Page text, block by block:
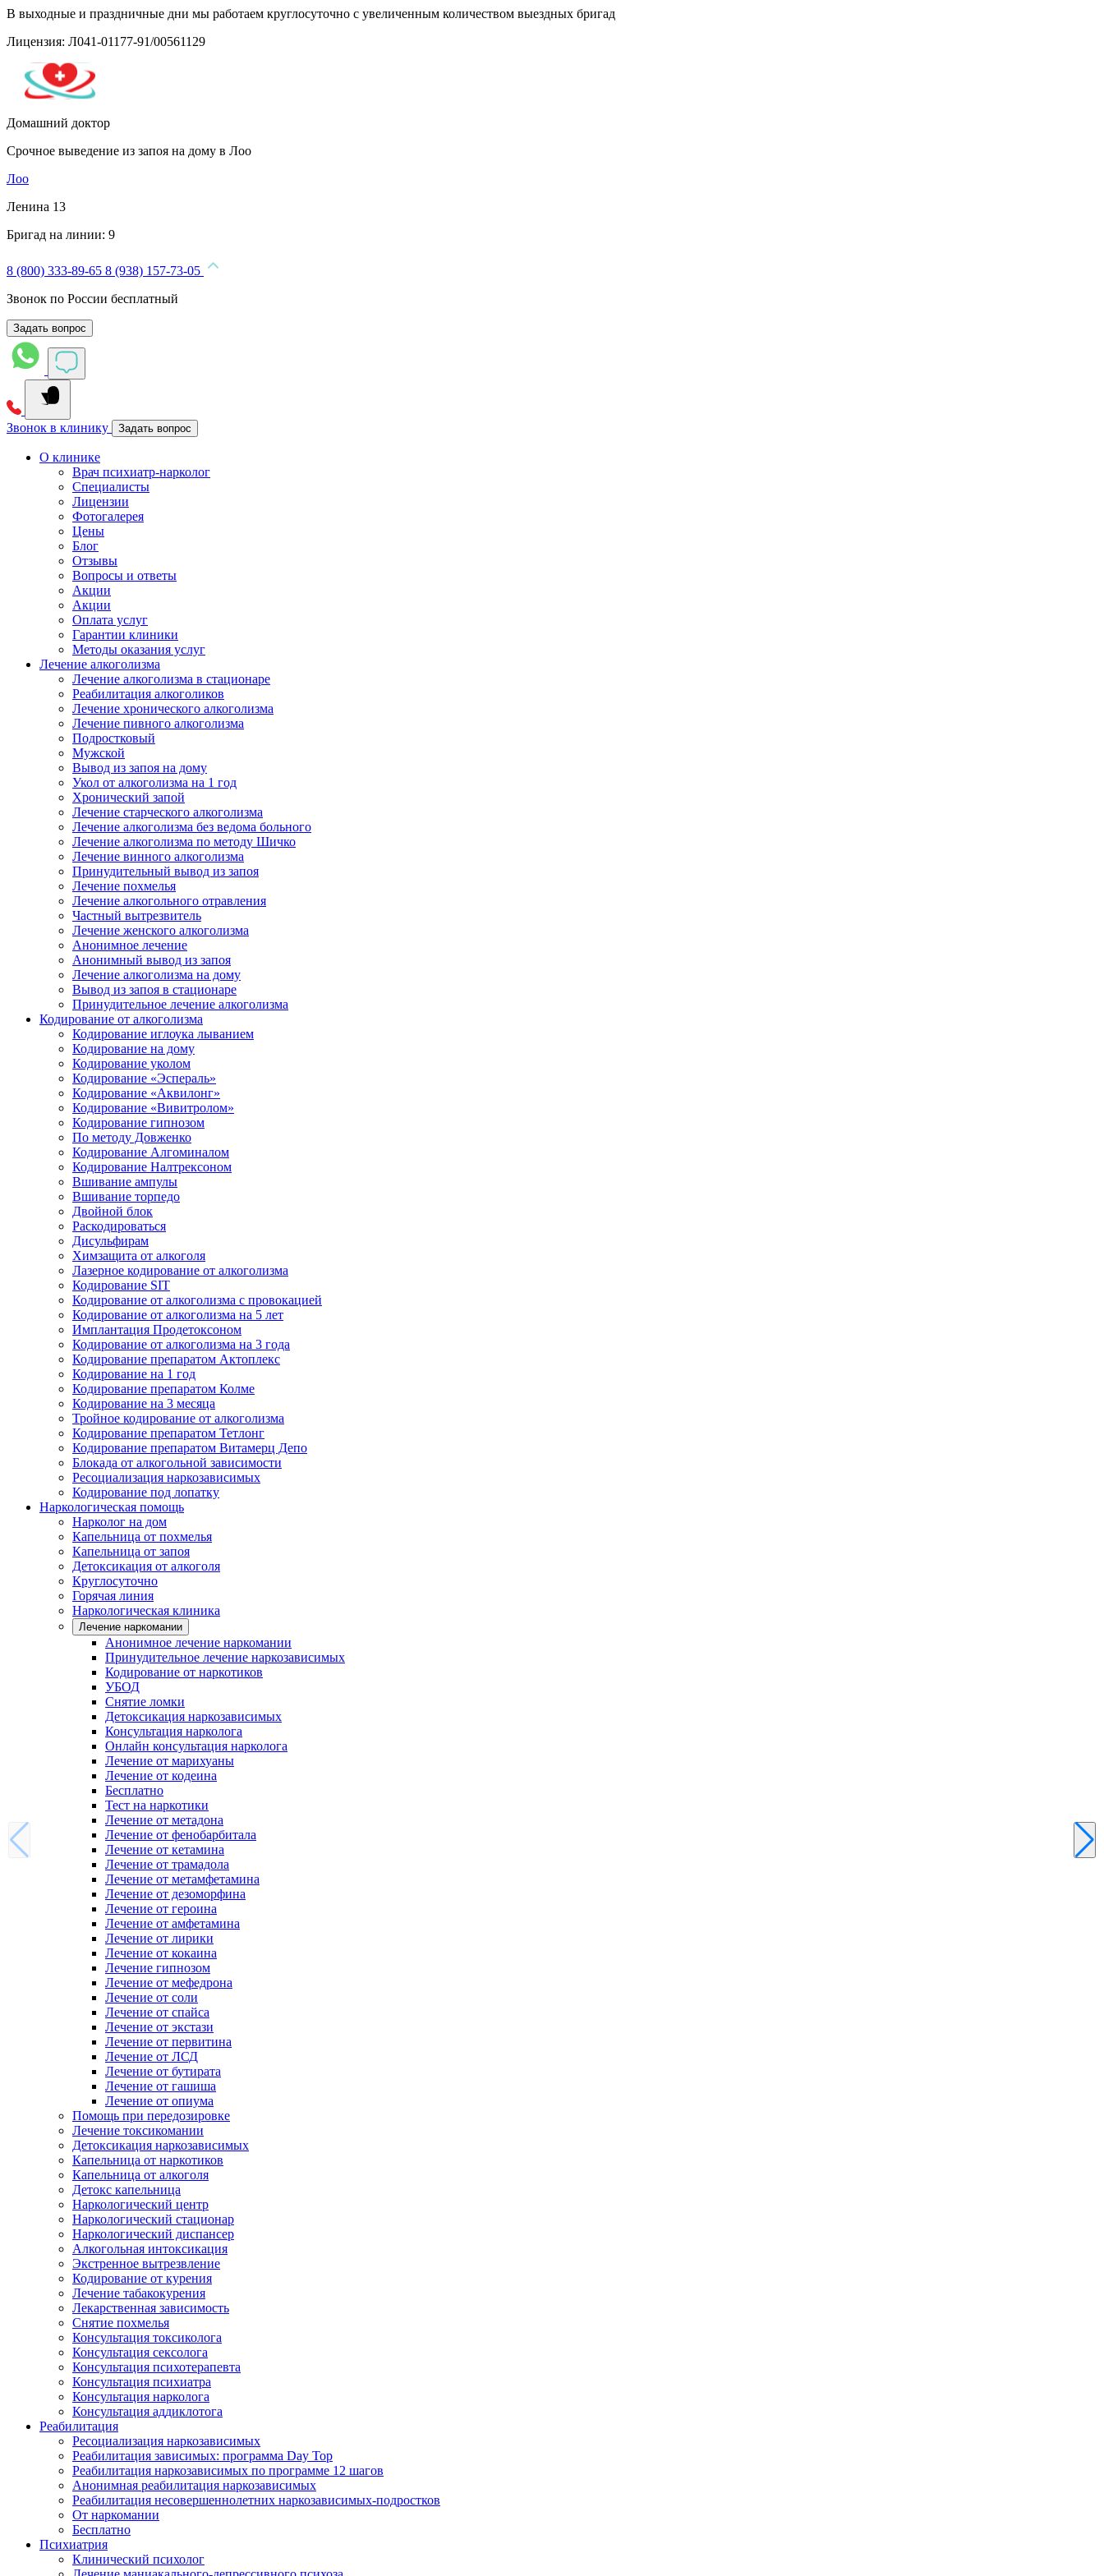
В выходные и праздничные дни мы работаем круглосуточно с увеличенным количеством выездных бригад
Лицензия: Л041-01177-91/00561129
Домашний доктор
Срочное выведение из запоя на дому в Лоо
Лоо
Ленина 13
Бригад на линии: 9
8 (800) 333-89-65 8 (938) 157-73-05
Звонок по России бесплатный
Задать вопрос
Звонок в клинику Задать вопрос
О клинике
Врач психиатр-нарколог
Специалисты
Лицензии
Фотогалерея
Цены
Блог
Отзывы
Вопросы и ответы
Акции
Акции
Оплата услуг
Гарантии клиники
Методы оказания услуг
Лечение алкоголизма
Лечение алкоголизма в стационаре
Реабилитация алкоголиков
Лечение хронического алкоголизма
Лечение пивного алкоголизма
Подростковый
Мужской
Вывод из запоя на дому
Укол от алкоголизма на 1 год
Хронический запой
Лечение старческого алкоголизма
Лечение алкоголизма без ведома больного
Лечение алкоголизма по методу Шичко
Лечение винного алкоголизма
Принудительный вывод из запоя
Лечение похмелья
Лечение алкогольного отравления
Частный вытрезвитель
Лечение женского алкоголизма
Анонимное лечение
Анонимный вывод из запоя
Лечение алкоголизма на дому
Вывод из запоя в стационаре
Принудительное лечение алкоголизма
Кодирование от алкоголизма
Кодирование иглоука лыванием
Кодирование на дому
Кодирование уколом
Кодирование «Эспераль»
Кодирование «Аквилонг»
Кодирование «Вивитролом»
Кодирование гипнозом
По методу Довженко
Кодирование Алгоминалом
Кодирование Налтрексоном
Вшивание ампулы
Вшивание торпедо
Двойной блок
Раскодироваться
Дисульфирам
Химзащита от алкоголя
Лазерное кодирование от алкоголизма
Кодирование SIT
Кодирование от алкоголизма с провокацией
Кодирование от алкоголизма на 5 лет
Имплантация Продетоксоном
Кодирование от алкоголизма на 3 года
Кодирование препаратом Актоплекс
Кодирование на 1 год
Кодирование препаратом Колме
Кодирование на 3 месяца
Тройное кодирование от алкоголизма
Кодирование препаратом Тетлонг
Кодирование препаратом Витамерц Депо
Блокада от алкогольной зависимости
Ресоциализация наркозависимых
Кодирование под лопатку
Наркологическая помощь
Нарколог на дом
Капельница от похмелья
Капельница от запоя
Детоксикация от алкоголя
Круглосуточно
Горячая линия
Наркологическая клиника
Лечение наркомании
Анонимное лечение наркомании
Принудительное лечение наркозависимых
Кодирование от наркотиков
УБОД
Снятие ломки
Детоксикация наркозависимых
Консультация нарколога
Онлайн консультация нарколога
Лечение от марихуаны
Лечение от кодеина
Бесплатно
Тест на наркотики
Лечение от метадона
Лечение от фенобарбитала
Лечение от кетамина
Лечение от трамадола
Лечение от метамфетамина
Лечение от дезоморфина
Лечение от героина
Лечение от амфетамина
Лечение от лирики
Лечение от кокаина
Лечение гипнозом
Лечение от мефедрона
Лечение от соли
Лечение от спайса
Лечение от экстази
Лечение от первитина
Лечение от ЛСД
Лечение от бутирата
Лечение от гашиша
Лечение от опиума
Помощь при передозировке
Лечение токсикомании
Детоксикация наркозависимых
Капельница от наркотиков
Капельница от алкоголя
Детокс капельница
Наркологический центр
Наркологический стационар
Наркологический диспансер
Алкогольная интоксикация
Экстренное вытрезвление
Кодирование от курения
Лечение табакокурения
Лекарственная зависимость
Снятие похмелья
Консультация токсиколога
Консультация сексолога
Консультация психотерапевта
Консультация психиатра
Консультация нарколога
Консультация аддиклотога
Реабилитация
Ресоциализация наркозависимых
Реабилитация зависимых: программа Day Top
Реабилитация наркозависимых по программе 12 шагов
Анонимная реабилитация наркозависимых
Реабилитация несовершеннолетних наркозависимых-подростков
От наркомании
Бесплатно
Психиатрия
Клинический психолог